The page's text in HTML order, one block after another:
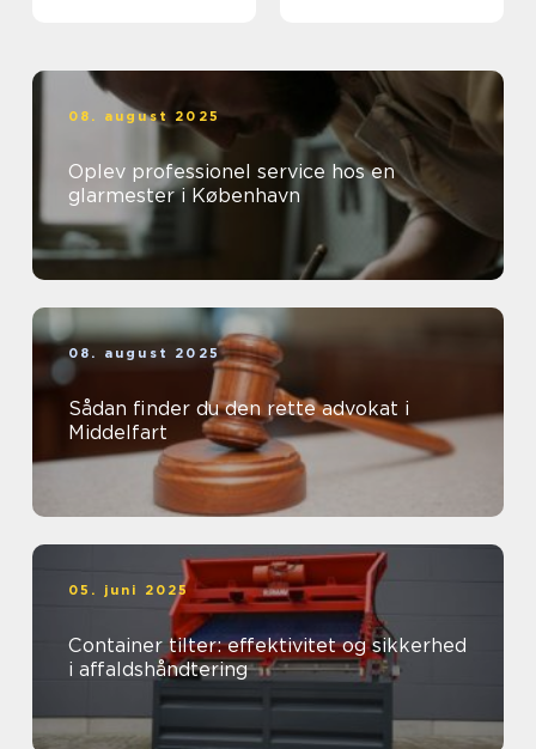
08. august 2025
Oplev professionel service hos en
glarmester i København
08. august 2025
Sådan finder du den rette advokat i
Middelfart
05. juni 2025
Container tilter: effektivitet og sikkerhed
i affaldshåndtering